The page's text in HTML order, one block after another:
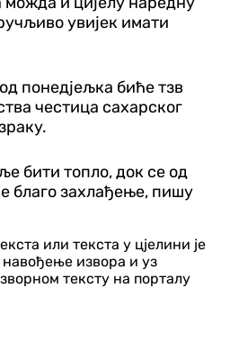
увијек имати
понед‌јељка биће тзв
честица сахарског
бити топло, док се од
благо захлађење, пишу
или текста у цјелини је
извора и уз
тексту на порталу